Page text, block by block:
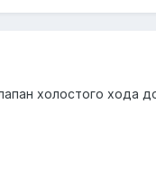
холостого хода